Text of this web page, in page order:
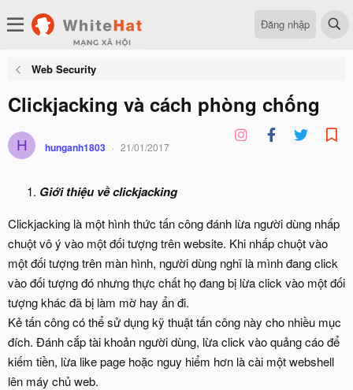
Đăng nhập
Web Security
Clickjacking và cách phòng chống
H hunganh1803 21/01/2017
Giới thiệu về clickjacking
Clickjacking là một hình thức tấn công đánh lừa người dùng nhấp
chuột vô ý vào một đối tượng trên website. Khi nhấp chuột vào
một đối tượng trên màn hình, người dùng nghĩ là mình đang click
vào đối tượng đó nhưng thực chất họ đang bị lừa click vào một đối
tượng khác đã bị làm mờ hay ẩn đi.
Kẻ tấn công có thể sử dụng kỹ thuật tấn công này cho nhiều mục
đích. Đánh cắp tài khoản người dùng, lừa click vào quảng cáo để
kiếm tiền, lừa like page hoặc nguy hiểm hơn là cài một webshell
lên máy chủ web.